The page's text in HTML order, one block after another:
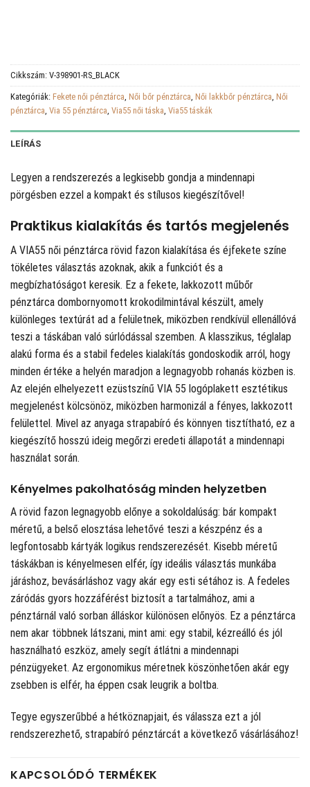
Cikkszám: V-398901-RS_BLACK
Kategóriák: Fekete női pénztárca, Női bőr pénztárca, Női lakkbőr pénztárca, Női
pénztárca, Via 55 pénztárca, Via55 női táska, Via55 táskák
LEÍRÁS
Legyen a rendszerezés a legkisebb gondja a mindennapi
pörgésben ezzel a kompakt és stílusos kiegészítővel!
Praktikus kialakítás és tartós megjelenés
A VIA55 női pénztárca rövid fazon kialakítása és éjfekete színe
tökéletes választás azoknak, akik a funkciót és a
megbízhatóságot keresik. Ez a fekete, lakkozott műbőr
pénztárca dombornyomott krokodilmintával készült, amely
különleges textúrát ad a felületnek, miközben rendkívül ellenállóvá
teszi a táskában való súrlódással szemben. A klasszikus, téglalap
alakú forma és a stabil fedeles kialakítás gondoskodik arról, hogy
minden értéke a helyén maradjon a legnagyobb rohanás közben is.
Az elején elhelyezett ezüstszínű VIA 55 logóplakett esztétikus
megjelenést kölcsönöz, miközben harmonizál a fényes, lakkozott
felülettel. Mivel az anyaga strapabíró és könnyen tisztítható, ez a
kiegészítő hosszú ideig megőrzi eredeti állapotát a mindennapi
használat során.
Kényelmes pakolhatóság minden helyzetben
A rövid fazon legnagyobb előnye a sokoldalúság: bár kompakt
méretű, a belső elosztása lehetővé teszi a készpénz és a
legfontosabb kártyák logikus rendszerezését. Kisebb méretű
táskákban is kényelmesen elfér, így ideális választás munkába
járáshoz, bevásárláshoz vagy akár egy esti sétához is. A fedeles
záródás gyors hozzáférést biztosít a tartalmához, ami a
pénztárnál való sorban álláskor különösen előnyös. Ez a pénztárca
nem akar többnek látszani, mint ami: egy stabil, kézreálló és jól
használható eszköz, amely segít átlátni a mindennapi
pénzügyeket. Az ergonomikus méretnek köszönhetően akár egy
zsebben is elfér, ha éppen csak leugrik a boltba.
Tegye egyszerűbbé a hétköznapjait, és válassza ezt a jól
rendszerezhető, strapabíró pénztárcát a következő vásárlásához!
KAPCSOLÓDÓ TERMÉKEK